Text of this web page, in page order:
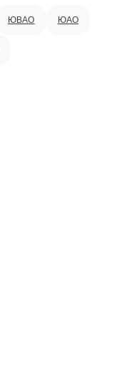
ЮВАО ЮАО